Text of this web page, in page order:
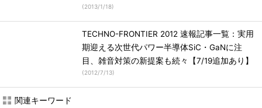
(2013/1/18)
TECHNO-FRONTIER 2012 速報記事一覧：実用
期迎える次世代パワー半導体SiC・GaNに注
目、雑音対策の新提案も続々【7/19追加あり】
(2012/7/13)
関連キーワード